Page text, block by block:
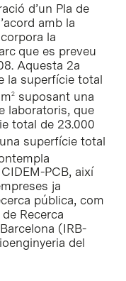
d’un Pla de
amb la
la
que es preveu
Aquesta 2a
la superfície total
2suposant una
laboratoris, que
total de 23.000
superfície total
PCB, així
ja
pública, com
Recerca
(IRB-
del